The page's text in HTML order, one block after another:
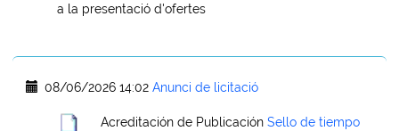
a la presentació d'ofertes
08/06/2026 14:02 Anunci de licitació
Acreditación de Publicación Sello de tiempo